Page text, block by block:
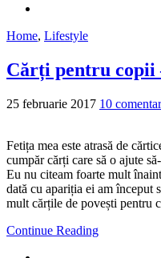
Home, Lifestyle
Cărți pentru copii
25 februarie 2017 10
Fetița mea este atrasă de
cumpăr cărți care să o ajute
Eu nu citeam foarte mult
dată cu apariția ei am început
mult cărțile de povești pentru
Continue Reading